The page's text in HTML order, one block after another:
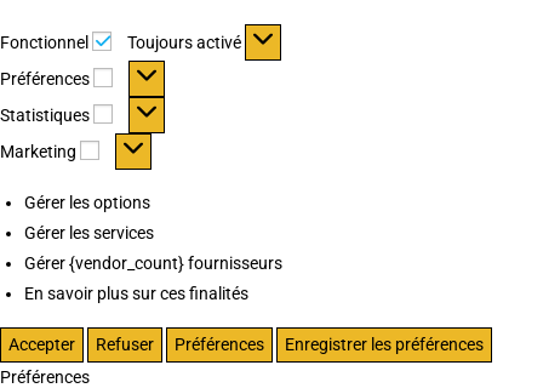
Fonctionnel Fonctionnel
Toujours activé
Préférences
Préférences
Statistiques Statistiques
Marketing Marketing
Gérer les options
Gérer les services
Gérer {vendor_count} fournisseurs
En savoir plus sur ces finalités
Accepter Refuser Préférences
Enregistrer les préférences
Préférences